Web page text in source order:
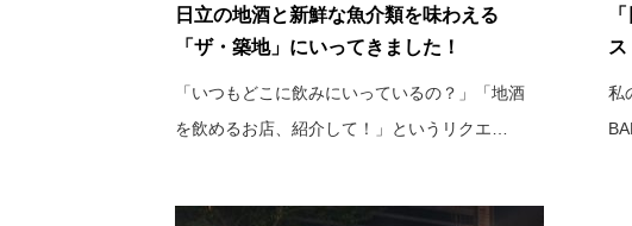
日立の地酒と新鮮な魚介類を味わえる
「ザ・築地」にいってきました！
「いつもどこに飲みにいっているの？」「地酒
を飲めるお店、紹介して！」というリクエ…
私